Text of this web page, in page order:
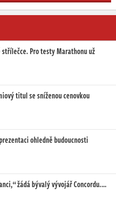
střílečce. Pro testy Marathonu už
titul se sníženou cenovkou
ohledně budoucnosti
žádá bývalý vývojář Concordu.…